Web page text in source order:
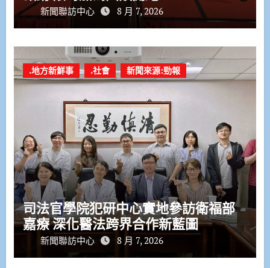
新聞聯訪中心 8 月 7, 2026
.地方新鮮事 .社會 新聞來源:勁報
司法官學院犯研中心實地參訪衛福部
嘉療 深化醫法跨界合作新藍圖
新聞聯訪中心 8 月 7, 2026